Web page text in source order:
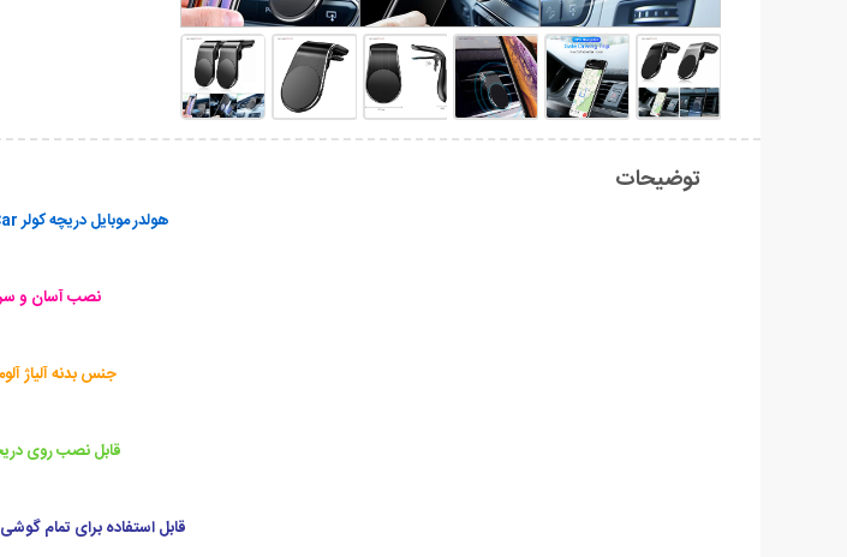
توضیحات
هولدر موبایل دریچه کولر Magnetic Car
نصب آسان و
جنس بدنه آلیاژ
قابل نصب روی
قابل استفاده برای تمام